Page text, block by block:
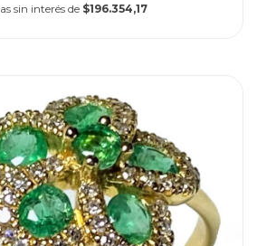
sin interés de $196.354,17